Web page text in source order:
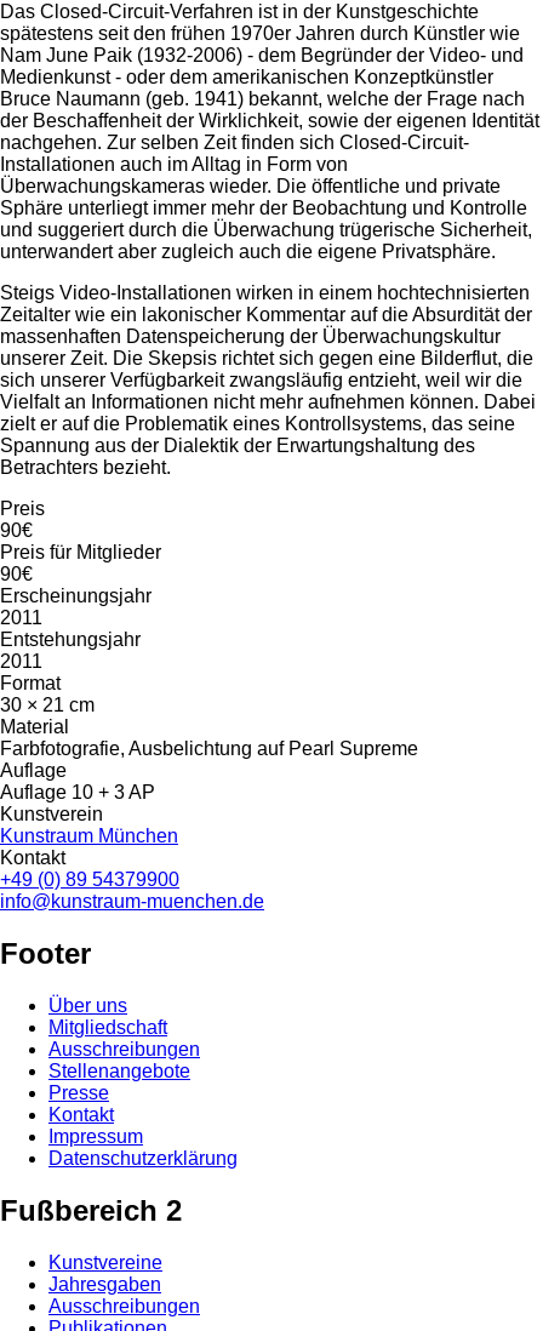
Das Closed-Circuit-Verfahren ist in der Kunstgeschichte
spätestens seit den frühen 1970er Jahren durch Künstler wie
Nam June Paik (1932-2006) - dem Begründer der Video- und
Medienkunst - oder dem amerikanischen Konzeptkünstler
Bruce Naumann (geb. 1941) bekannt, welche der Frage nach
der Beschaffenheit der Wirklichkeit, sowie der eigenen Identität
nachgehen. Zur selben Zeit finden sich Closed-Circuit-
Installationen auch im Alltag in Form von
Überwachungskameras wieder. Die öffentliche und private
Sphäre unterliegt immer mehr der Beobachtung und Kontrolle
und suggeriert durch die Überwachung trügerische Sicherheit,
unterwandert aber zugleich auch die eigene Privatsphäre.
Steigs Video-Installationen wirken in einem hochtechnisierten
Zeitalter wie ein lakonischer Kommentar auf die Absurdität der
massenhaften Datenspeicherung der Überwachungskultur
unserer Zeit. Die Skepsis richtet sich gegen eine Bilderflut, die
sich unserer Verfügbarkeit zwangsläufig entzieht, weil wir die
Vielfalt an Informationen nicht mehr aufnehmen können. Dabei
zielt er auf die Problematik eines Kontrollsystems, das seine
Spannung aus der Dialektik der Erwartungshaltung des
Betrachters bezieht.
Preis
90€
Preis für Mitglieder
90€
Erscheinungsjahr
2011
Entstehungsjahr
2011
Format
30 × 21 cm
Material
Farbfotografie, Ausbelichtung auf Pearl Supreme
Auflage
Auflage 10 + 3 AP
Kunstverein
Kunstraum München
Kontakt
+49 (0) 89 54379900
info@kunstraum-muenchen.de
Footer
Über uns
Mitgliedschaft
Ausschreibungen
Stellenangebote
Presse
Kontakt
Impressum
Datenschutzerklärung
Fußbereich 2
Kunstvereine
Jahresgaben
Ausschreibungen